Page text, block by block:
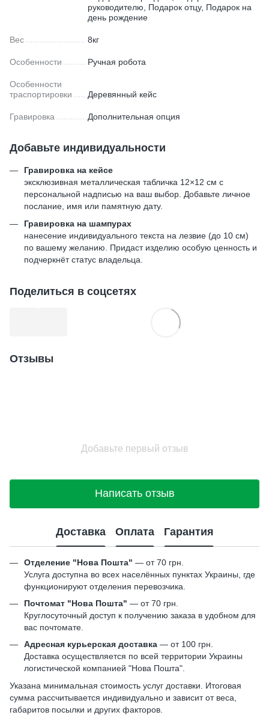
руководителю, Подарок отцу, Подарок на
день рождение
Вес 8кг
Особенности Ручная робота
Особенности
траспортировки
Деревянный кейс
Гравировка Дополнительная опция
Добавьте индивидуальности
Гравировка на кейсе
эксклюзивная металлическая табличка 12×12 см с
персональной надписью на ваш выбор. Добавьте личное
послание, имя или памятную дату.
Гравировка на шампурах
нанесение индивидуального текста на лезвие (до 10 см)
по вашему желанию. Придаст изделию особую ценность и
подчеркнёт статус владельца.
Поделиться в соцсетях
Отзывы
Добавьте первый отзыв
Написать отзыв
Доставка Оплата Гарантия
Отделение "Нова Пошта" — от 70 грн.
Услуга доступна во всех населённых пунктах Украины, где
функционируют отделения перевозчика.
Почтомат "Нова Пошта" — от 70 грн.
Круглосуточный доступ к получению заказа в удобном для
вас почтомате.
Адресная курьерская доставка — от 100 грн.
Доставка осуществляется по всей территории Украины
логистической компанией "Нова Пошта".
Указана минимальная стоимость услуг доставки. Итоговая
сумма рассчитывается индивидуально и зависит от веса,
габаритов посылки и других факторов.